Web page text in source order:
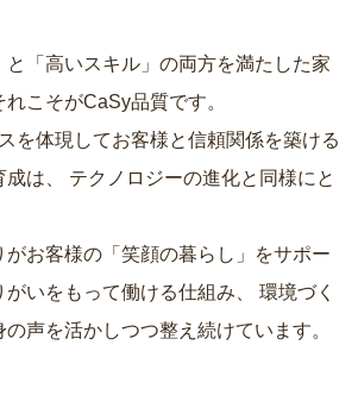
と「高いスキル」の両方を満たした家
こそがCaSy品質です。
を体現してお客様と信頼関係を築ける
は、
がお客様の「笑顔の暮らし」をサポー
がいをもって働ける仕組み、
声を活かしつつ整え続けています。